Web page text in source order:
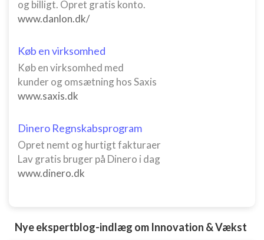
og billigt. Opret gratis konto.
www.danlon.dk/
Køb en virksomhed
Køb en virksomhed med
kunder og omsætning hos Saxis
www.saxis.dk
Dinero Regnskabsprogram
Opret nemt og hurtigt fakturaer
Lav gratis bruger på Dinero i dag
www.dinero.dk
Nye ekspertblog-indlæg om Innovation & Vækst